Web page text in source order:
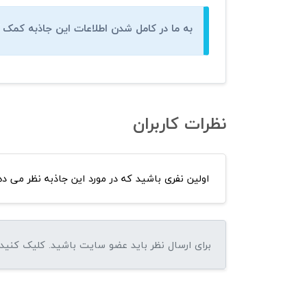
به ما در کامل شدن اطلاعات این جاذبه کمک
نظرات کاربران
اولین نفری باشید که در مورد این جاذبه نظر می